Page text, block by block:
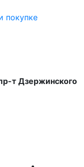
покупке
т Дзержинского